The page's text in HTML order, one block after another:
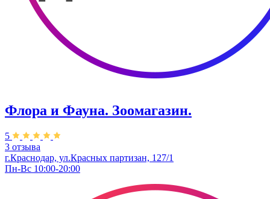
Флора и Фауна. Зоомагазин.
5
3 отзыва
г.Краснодар, ул.Красных партизан, 127/1
Пн-Вс 10:00-20:00